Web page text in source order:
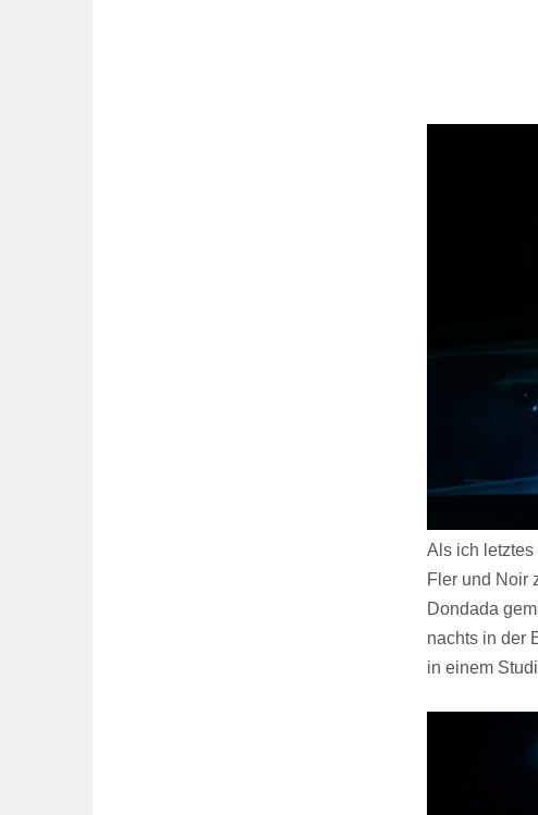
Als ich letztes
Fler und Noir
Dondada
nachts in der
in einem